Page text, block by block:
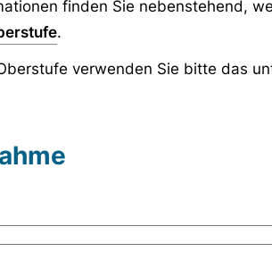
finden Sie nebenstehend,
.
verwenden Sie bitte das